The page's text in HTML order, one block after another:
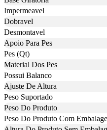
Impermeavel
Dobravel
Desmontavel
Apoio Para Pes
Pes (Qt)
Material Dos Pes
Possui Balanco
Ajuste De Altura
Peso Suportado
Peso Do Produto
Peso Do Produto Com